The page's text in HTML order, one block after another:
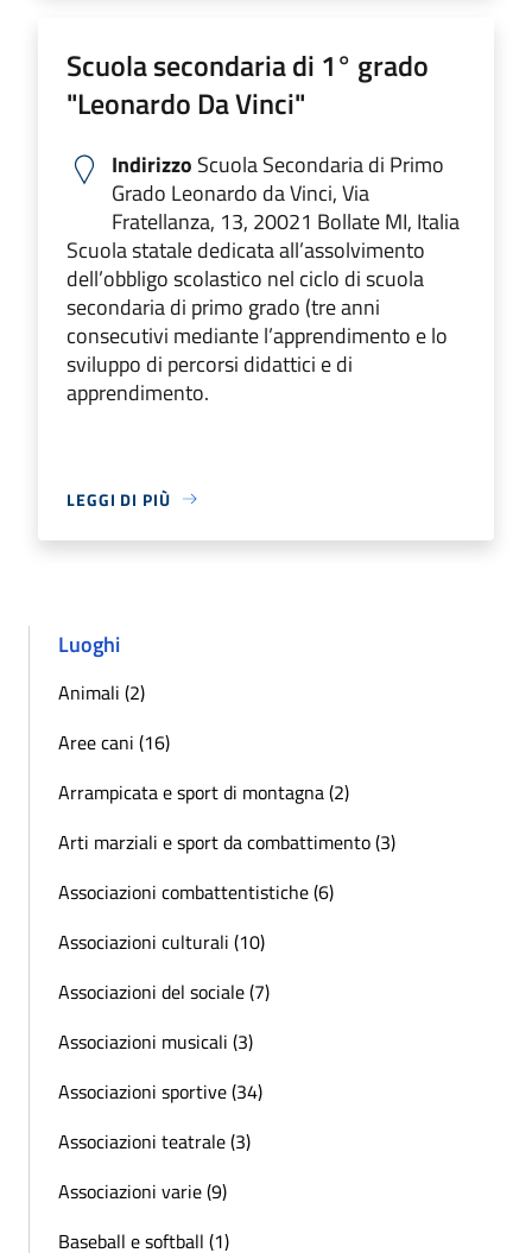
Scuola secondaria di 1° grado
"Leonardo Da Vinci"
Indirizzo Scuola Secondaria di Primo
Grado Leonardo da Vinci, Via
Fratellanza, 13, 20021 Bollate MI, Italia
Scuola statale dedicata all’assolvimento
dell’obbligo scolastico nel ciclo di scuola
secondaria di primo grado (tre anni
consecutivi mediante l’apprendimento e lo
sviluppo di percorsi didattici e di
apprendimento.
LEGGI DI PIÙ
Luoghi
Animali (2)
Aree cani (16)
Arrampicata e sport di montagna (2)
Arti marziali e sport da combattimento (3)
Associazioni combattentistiche (6)
Associazioni culturali (10)
Associazioni del sociale (7)
Associazioni musicali (3)
Associazioni sportive (34)
Associazioni teatrale (3)
Associazioni varie (9)
Baseball e softball (1)